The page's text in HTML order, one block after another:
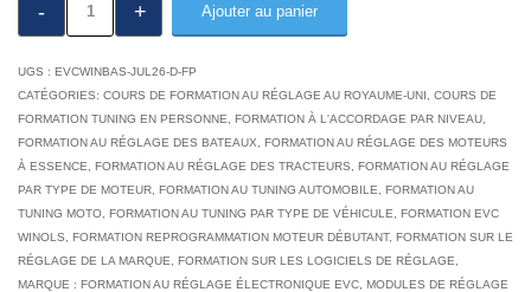
de
d'introduction
à
de
3
jours
en
Ajouter au panier
UGS : EVCWINBAS-JUL26-D-FP
CATÉGORIES: COURS DE FORMATION AU RÉGLAGE AU ROYAUME-UNI
COURS DE
FORMATION TUNING EN PERSONNE
FORMATION À L'ACCORDAGE PAR NIVEAU
FORMATION AU RÉGLAGE DES BATEAUX
FORMATION AU RÉGLAGE DES MOTEURS
À ESSENCE
FORMATION AU RÉGLAGE DES TRACTEURS
FORMATION AU RÉGLAGE
PAR TYPE DE MOTEUR FORMATION AU TUNING AUTOMOBILE
FORMATION AU
TUNING MOTO FORMATION AU TUNING PAR TYPE DE VÉHICULE
FORMATION EVC
WINOLS
FORMATION REPROGRAMMATION MOTEUR DÉBUTANT, FORMATION SUR LE
RÉGLAGE DE LA MARQUE
FORMATION SUR LES LOGICIELS DE RÉGLAGE
MARQUE : FORMATION AU RÉGLAGE ÉLECTRONIQUE EVC MODULES DE RÉGLAGE